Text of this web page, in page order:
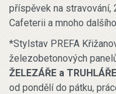
příspěvek na stravování,
Cafeterii a mnoho
*Stylstav PREFA
železobetonových
ŽELEZÁŘE a TRUHLÁŘE
od pondělí do pátku,